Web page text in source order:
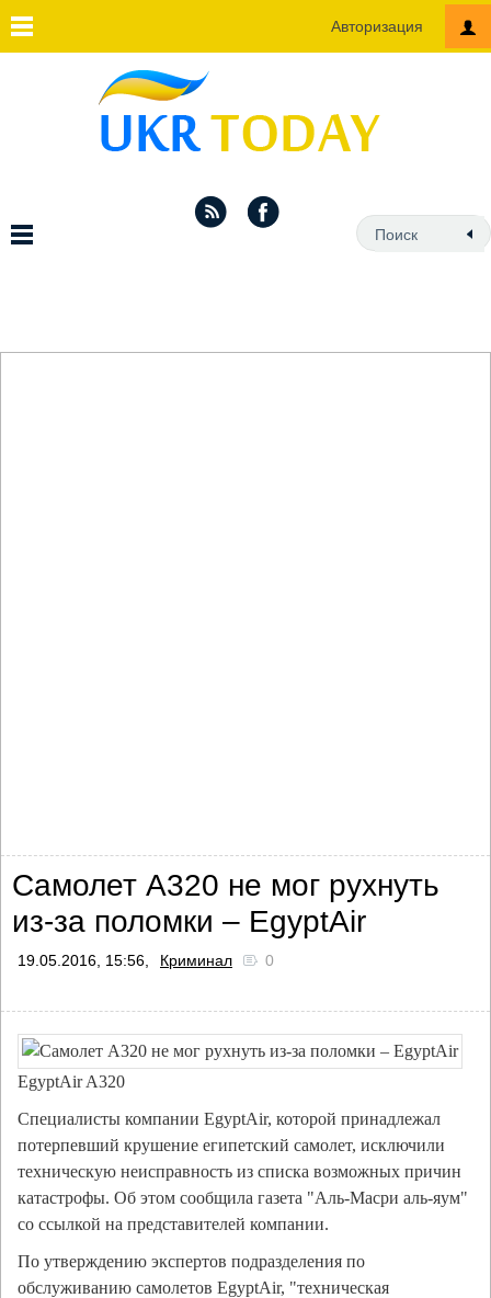
Авторизация
Самолет А320 не мог рухнуть
из-за поломки – EgyptAir
19.05.2016, 15:56, Криминал 0
EgyptAir A320
Специалисты компании EgyptAir, которой принадлежал
потерпевший крушение египетский самолет, исключили
техническую неисправность из списка возможных причин
катастрофы. Об этом сообщила газета "Аль-Масри аль-яум"
со ссылкой на представителей компании.
По утверждению экспертов подразделения по
обслуживанию самолетов EgyptAir, "техническая